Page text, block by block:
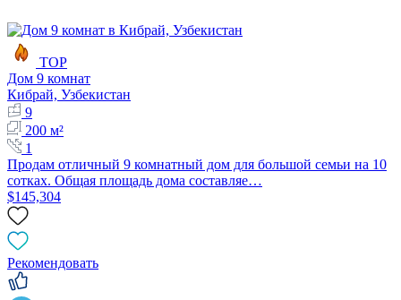
TOP
Дом 9 комнат
Кибрай, Узбекистан
9
200 м²
1
Продам отличный 9 комнатный дом для большой семьи на 10
сотках. Общая площадь дома составляе…
$145,304
Рекомендовать